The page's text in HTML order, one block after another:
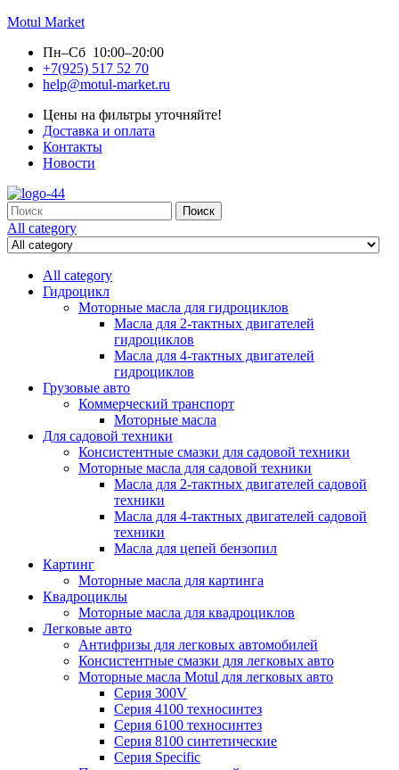
Motul Market
Пн–Сб 10:00–20:00
+7(925) 517 52 70
help@motul-market.ru
Цены на фильтры уточняйте!
Доставка и оплата
Контакты
Новости
Search
for:
Поиск
All category
All category
Гидроцикл
Моторные масла для гидроциклов
Масла для 2-тактных двигателей
гидроциклов
Масла для 4-тактных двигателей
гидроциклов
Грузовые авто
Коммерческий транспорт
Моторные масла
Для садовой техники
Консистентные смазки для садовой техники
Моторные масла для садовой техники
Масла для 2-тактных двигателей садовой
техники
Масла для 4-тактных двигателей садовой
техники
Масла для цепей бензопил
Картинг
Моторные масла для картинга
Квадроциклы
Моторные масла для квадроциклов
Легковые авто
Антифризы для легковых автомобилей
Консистентные смазки для легковых авто
Моторные масла Motul для легковых авто
Серия 300V
Серия 4100 техносинтез
Серия 6100 техносинтез
Серия 8100 синтетические
Серия Specific